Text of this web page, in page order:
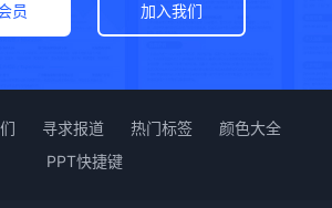
员 加入我们
寻求报道 热门标签
颜色大全
PPT快捷键